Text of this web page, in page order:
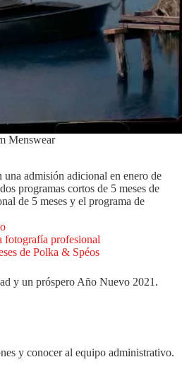
Menswear
admisión adicional en enero de
programas cortos de 5 meses de
de 5 meses y el programa de
fotografía profesional
de Polka & Spéos
y un próspero Año Nuevo 2021.
y conocer al equipo administrativo.